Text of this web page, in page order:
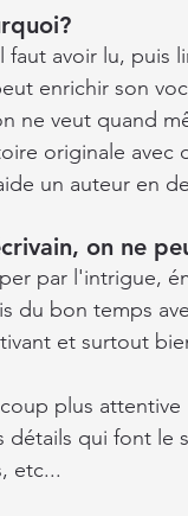
avoir lu, puis
enrichir son
ne veut quand
originale
un auteur en
on ne
par l'intrigue,
du bon temps
et surtout
plus
détails qui font le
etc...